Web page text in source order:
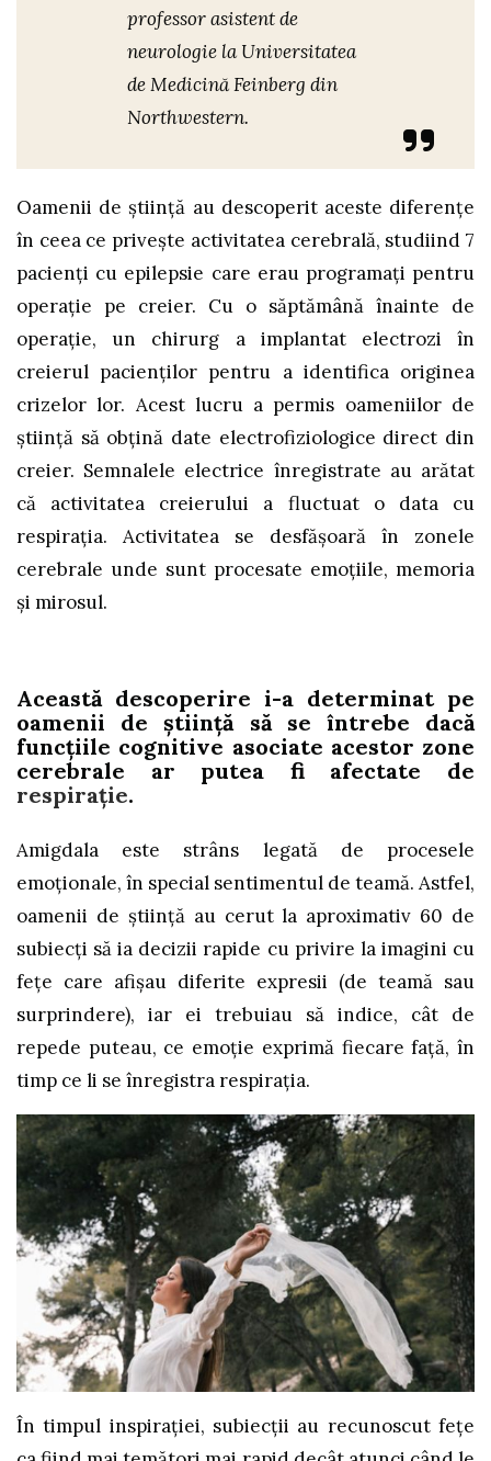
professor asistent de
neurologie la Universitatea
de Medicină Feinberg din
Northwestern.
Oamenii de ştiinţă au descoperit aceste diferenţe
în ceea ce priveşte activitatea cerebrală, studiind 7
pacienţi cu epilepsie care erau programaţi pentru
operaţie pe creier. Cu o săptămână înainte de
operaţie, un chirurg a implantat electrozi în
creierul pacienţilor pentru a identifica originea
crizelor lor. Acest lucru a permis oameniilor de
ştiinţă să obţină date electrofiziologice direct din
creier. Semnalele electrice înregistrate au arătat
că activitatea creierului a fluctuat o data cu
respiraţia. Activitatea se desfăşoară în zonele
cerebrale unde sunt procesate emoţiile, memoria
şi mirosul.
Această descoperire i-a determinat pe
oamenii de ştiinţă să se întrebe dacă
funcţiile cognitive asociate acestor zone
cerebrale ar putea fi afectate de
respiraţie.
Amigdala este strâns legată de procesele
emoţionale, în special sentimentul de teamă. Astfel,
oamenii de ştiinţă au cerut la aproximativ 60 de
subiecţi să ia decizii rapide cu privire la imagini cu
feţe care afişau diferite expresii (de teamă sau
surprindere), iar ei trebuiau să indice, cât de
repede puteau, ce emoţie exprimă fiecare faţă, în
timp ce li se înregistra respiraţia.
În timpul inspiraţiei, subiecţii au recunoscut feţe